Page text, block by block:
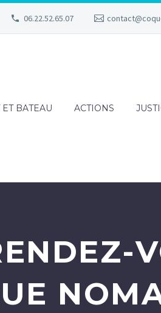
06.22.52.65.07
ET BATEAU ACTIONS